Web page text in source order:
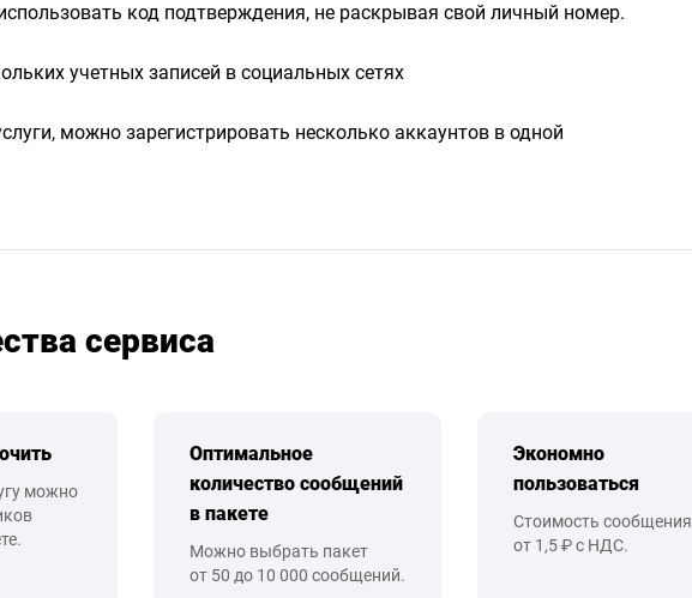
код подтверждения, не раскрывая свой личный номер.
учетных записей в социальных сетях
можно зарегистрировать несколько аккаунтов в одной
сервиса
можно
Оптимальное
количество сообщений
в пакете
Можно выбрать пакет
от 50 до 10 000 сообщений.
Экономно
пользоваться
Стоимость сообщения
от 1,5 ₽ с НДС.